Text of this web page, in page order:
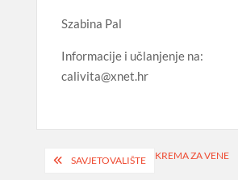
Szabina Pal
Informacije i učlanjenje na:
calivita@xnet.hr
Navigacija
SAVJETOVALIŠTE KREMA ZA VENE